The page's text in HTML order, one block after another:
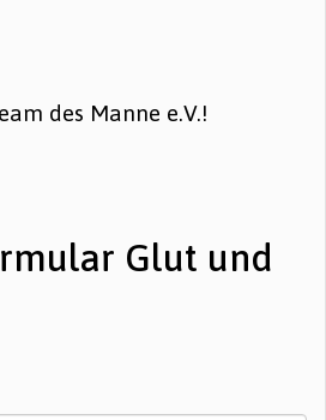
des Manne e.V.!
Glut und